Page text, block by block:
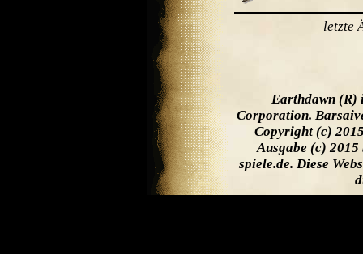
letzte
Earthdawn (R)
Corporation.
Copyright (c)
Ausgabe (c) 2015
spiele.de. Diese